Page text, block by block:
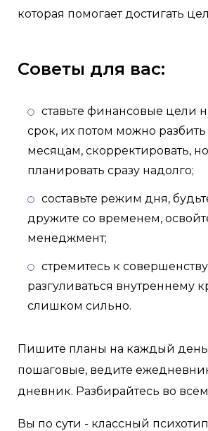
которая помогает достигать
Советы для вас:
ставьте финансовые цели
срок, их потом можно
месяцам, скорректировать,
планировать сразу надолго;
составьте режим дня,
дружите со временем,
менеджмент;
стремитесь к
разгуливаться внутреннему
слишком сильно.
Пишите планы на каждый
пошаговые, ведите
дневник. Разбирайтесь во
Вы по сути - классный